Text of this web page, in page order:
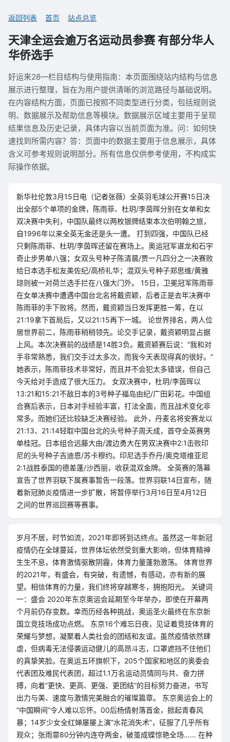
返回列表 首页 站点总览
天津全运会逾万名运动员参赛 有部分华人
华侨选手
好运来28—栏目结构与使用指南：本页面围绕站内结构与信息
展示进行整理，旨在为用户提供清晰的浏览路径与基础说明。
在内容结构方面，页面已按照不同类型进行分类，包括规则说
明、数据展示及帮助信息等模块。数据展示区域主要用于呈现
结果信息及历史记录，具体内容以当前页面为准。问：如何快
速找到所需内容？答：页面中的数据主要用于信息展示，具体
含义可参考规则说明部分。所有信息仅供参考使用，不构成实
际操作依据。
新华社伦敦3月15日电（记者张薇）全英羽毛球公开赛15日决
出全部5个单项的金牌，陈雨菲、杜玥/李茵晖分别在女单和女
双决赛中失利，中国队最终以两枚银牌结束本次伯明翰之旅，
自1996年以来全英无金还是头一遭。 打到四强，中国队已经
只剩陈雨菲、杜玥/李茵晖还留在赛场上。奥运冠军谌龙和石宇
奇止步男单八强；女双头号种子陈清晨/贾一凡四分之一决赛败
给日本选手松友美佐纪/高桥礼华；混双头号种子郑思维/黄雅
琼则被一对荷兰选手拦在八强大门外。 15日，卫冕冠军陈雨菲
在女单决赛中遭遇中国台北名将戴资颖，后者正是去年决赛中
陈雨菲的手下败将。然而，戴资颖当日发挥更胜一筹，在以
21:19拿下首局后，又以21:15再下一城。 论世界排名，两人位
居世界前二，陈雨菲稍稍领先。论交手记录，戴资颖明显占据
上风。本次决赛前的战绩是14胜3负。戴资颖赛后说：“我和对
手非常熟悉，我们交手过太多次，而我今天表现得真的很好。”
她表示，陈雨菲技术非常好，而且并不会犯太多错误，但自己
今天给对手造成了很大压力。 女双决赛中，杜玥/李茵晖以
13:21和15:21不敌日本的3号种子福岛由纪/广田彩花。中国组
合赛后表示，日本对手经验丰富，打法全面，而且战术变化非
常多。而她们还比较缺乏决赛经验。 此外，丹麦名将安赛龙以
21:13、21:14轻取中国台北的头号种子周天成，首夺全英赛男
单桂冠。日本组合远藤大由/渡边勇大在男双决赛中2:1击败印
尼的头号种子吉迪恩/苏卡穆约。印尼选手乔丹/奥克塔维亚尼
2:1战胜泰国的德差蓬/沙西丽，收获混双金牌。 全英赛的落幕
宣告了世界羽联下属赛事暂告一段落。世界羽联14日宣布，随
着新冠肺炎疫情进一步扩散，将暂停举行3月16日至4月12日
之间的世界巡回赛等赛事。
岁月不居，时节如流，2021年即将到达终点。虽然这一年新冠
疫情仍在全球蔓延，世界体坛依然受到重大影响，但体育精神
生生不息，体育激情驱散阴霾，体育力量蓬勃激荡。 体育世界
的2021年，有盛会，有突破，有遗憾，有感动，亦有新的展
望。相信体育的力量，我们终将穿越寒冬，拥抱阳光。 关键词
一：盛会 2020年东京奥运会延期至今年举办，即使在开幕两
个月前仍存变数。幸而历经各种挑战，奥运圣火最终在东京新
国立竞技场成功点燃。 东京16个难忘日夜，见证着竞技体育的
荣耀与梦想，凝聚着人类社会的团结和友谊。虽然疫情依然肆
虐，但病毒无法侵袭运动健儿的高昂斗志，口罩遮挡不住他们
的真挚笑脸。在奥运五环旗帜下，205个国家和地区的奥委会
代表团及难民代表团，超过1.1万名运动员情同与共、奋力拼
搏，向着“更快、更高、更强、更团结”的目标努力奋进，书写
出力与美、速度与激情完美融合的璀璨篇章。 东京奥运会上的
“中国瞬间”令人难以忘怀。00后杨倩射落首金，掀起青春风
暴；14岁少女全红婵屡屡上演“水花消失术”，征服了几乎所有
观众；张雨霏80分钟内连夺两金，破茧成蝶惊艳全场…… 在种